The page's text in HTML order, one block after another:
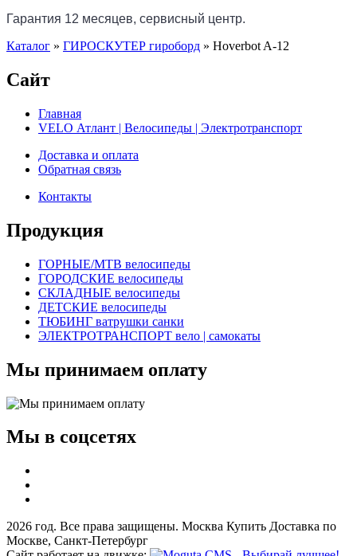
Гарантия 12 месяцев, сервисный центр.
Каталог » ГИРОСКУТЕР гироборд » Hoverbot A-12
Сайт
Главная
VELO Атлант | Велосипеды | Электротранспорт
Доставка и оплата
Обратная связь
Контакты
Продукция
ГОРНЫЕ/MTB велосипеды
ГОРОДСКИЕ велосипеды
СКЛАДНЫЕ велосипеды
ДЕТСКИЕ велосипеды
ТЮБИНГ ватрушки санки
ЭЛЕКТРОТРАНСПОРТ вело | самокаты
Мы принимаем оплату
Мы в соцсетях
2026 год. Все права защищены. Москва Купить Доставка по
Москве, Санкт-Петербург